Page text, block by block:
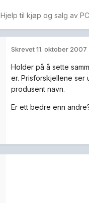
Hjelp til kjøp og salg av PC
Skrevet11. oktober 2007
Holder på å sette
er. Prisforskjellene
produsent navn.
Er ett bedre enn